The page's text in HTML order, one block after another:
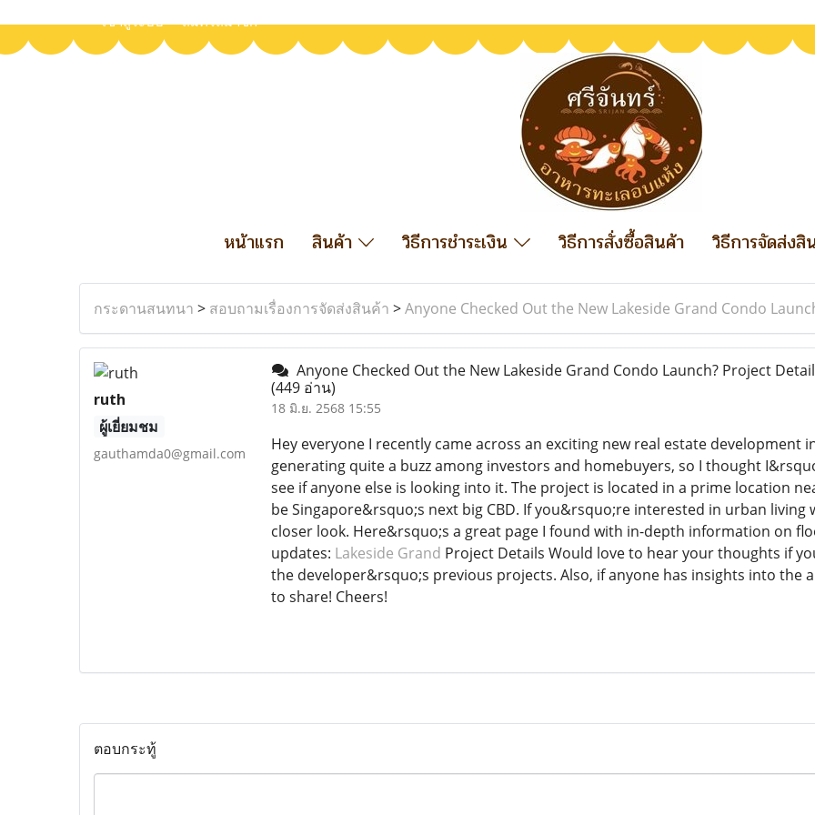
เข้าสู่ระบบ สมัครสมาชิก
หน้าแรก สินค้า วิธีการชำระเงิน วิธีการสั่งซื้อสินค้า วิธีการจัดส่งสิ
กระดานสนทนา > สอบถามเรื่องการจัดส่งสินค้า >Anyone Checked Out the New Lakeside Grand Condo
ruth
ผู้เยี่ยมชม
gauthamda0@gmail.com
Anyone Checked Out the New Lakeside Grand Condo Launch? Project
(449 อ่าน)
18 มิ.ย. 2568 15:55
Hey everyone I recently came across an exciting new real estate development
generating quite a buzz among investors and homebuyers, so I thought
see if anyone else is looking into it. The project is located in a prime location
be Singapore&rsquo;s next big CBD. If you&rsquo;re interested in urban
closer look. Here&rsquo;s a great page I found with in-depth information on
updates: Lakeside Grand Project Details Would love to hear your thoughts if
the developer&rsquo;s previous projects. Also, if anyone has insights into
to share! Cheers!
ตอบกระทู้